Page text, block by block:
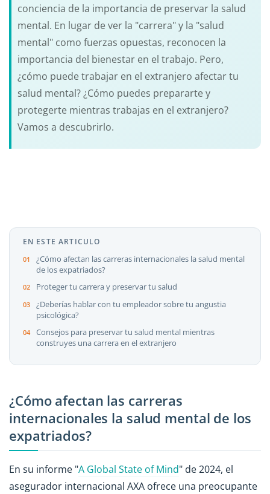
conciencia de la importancia de preservar la salud
mental. En lugar de ver la "carrera" y la "salud
mental" como fuerzas opuestas, reconocen la
importancia del bienestar en el trabajo. Pero,
¿cómo puede trabajar en el extranjero afectar tu
salud mental? ¿Cómo puedes prepararte y
protegerte mientras trabajas en el extranjero?
Vamos a descubrirlo.
EN ESTE ARTICULO
¿Cómo afectan las carreras internacionales la salud mental
de los expatriados?
Proteger tu carrera y preservar tu salud
¿Deberías hablar con tu empleador sobre tu angustia
psicológica?
Consejos para preservar tu salud mental mientras
construyes una carrera en el extranjero
¿Cómo afectan las carreras
internacionales la salud mental de los
expatriados?
En su informe "A Global State of Mind" de 2024, el
asegurador internacional AXA ofrece una preocupante